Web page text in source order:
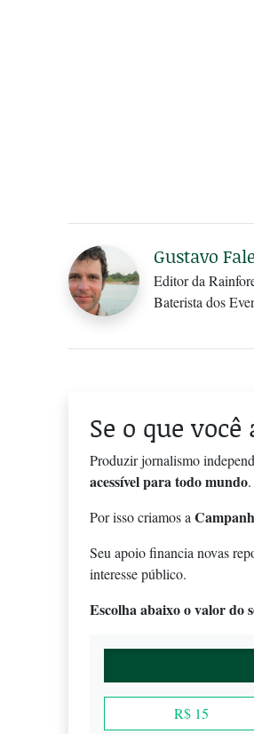
Gustavo
Editor da
Baterista dos
Se o que
Produzir jornalismo
acessível para todo mundo.
Por isso criamos a
Seu apoio financia novas
interesse público.
Escolha abaixo o valor do
R$ 15